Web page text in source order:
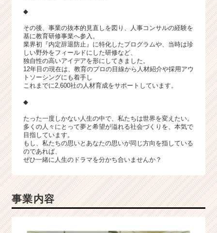
◆
その後、事業の抜本的見直しを図り、人事コンサルの経験を
基に教育研修事業へ参入。
業界初『内定辞退防止』に特化したプログラムや、当時は珍
しい野外をフィールドにした研修など、
独自性の高いアイデアを形にしてきました。
12年目の現在は、教育のプロの目線から人材紹介や採用アウ
トソーシングにも着手し
これまでに2,600社の人材育成をサポートしています。
◆
たった一度しかない人生の中で、私たちは世界を変えたい。
多くの人々にとって夢と希望が溢れる社会づくりを、本気で
目指しています。
もし、私たちの思いとあなたの思いが同じ方向を指している
のであれば、
ぜひ一緒に人生のドラマを分かち合いませんか？
事業内容